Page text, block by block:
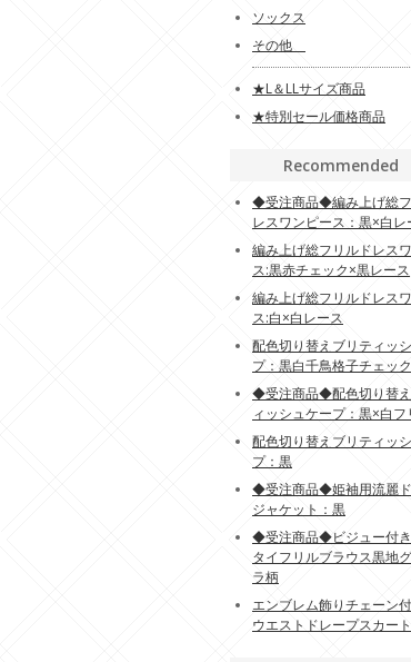
ソックス
その他
★L＆LLサイズ商品
★特別セール価格商品
Recommended
◆受注商品◆編み上げ総
レスワンピース：黒×白レ
編み上げ総フリルドレス
ス:黒赤チェック×黒レース
編み上げ総フリルドレス
ス:白×白レース
配色切り替えブリティッ
プ：黒白千鳥格子チェック
◆受注商品◆配色切り替
ィッシュケープ：黒×白フ
配色切り替えブリティッ
プ：黒
◆受注商品◆姫袖用流麗
ジャケット：黒
◆受注商品◆ビジュー付
タイフリルブラウス黒地
ラ柄
エンブレム飾りチェーン
ウエストドレープスカー